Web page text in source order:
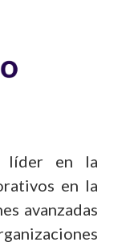
líder en la
en la
avanzadas